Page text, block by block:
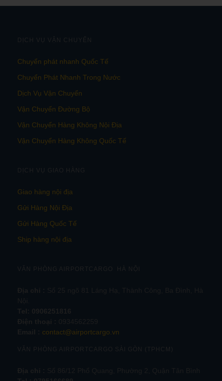
DỊCH VỤ VẬN CHUYỂN
Chuyển phát nhanh Quốc Tế
Chuyển Phát Nhanh Trong Nước
Dịch Vụ Vận Chuyển
Vận Chuyển Đường Bộ
Vận Chuyển Hàng Không Nội Địa
Vận Chuyển Hàng Không Quốc Tế
DỊCH VỤ GIAO HÀNG
Giao hàng nội địa
Gửi Hàng Nội Địa
Gửi Hàng Quốc Tế
Ship hàng nội địa
VĂN PHÒNG AIRPORTCARGO HÀ NỘI
contact@airportcargo.vn
VĂN PHÒNG AIRPORTCARGO SÀI GÒN (TPHCM)